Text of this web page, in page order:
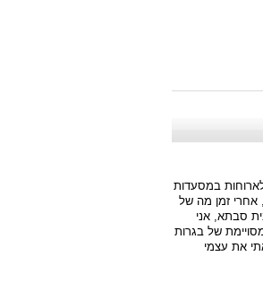
במסעדות
אחרי זמן מה של
סבתא, אני
של בגרות
את עצמי